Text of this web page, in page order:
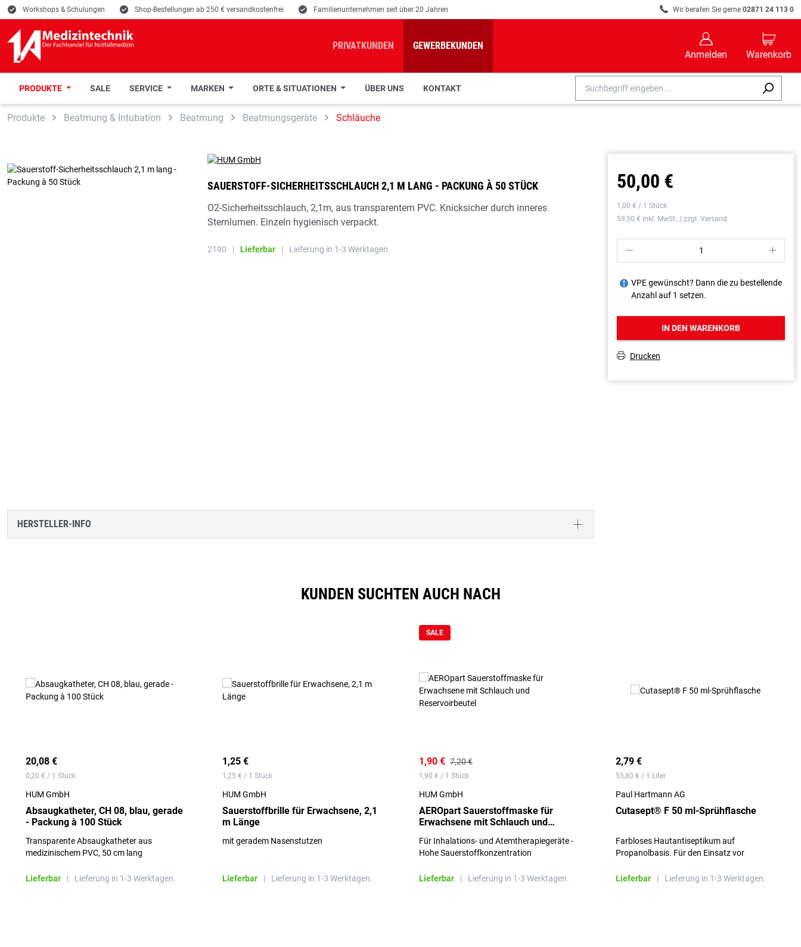
Zur Suche springen
Zur Hauptnavigation springen
E Workshops & Schulungen E Shop-Bestellungen ab 250 € versandkostenfrei E Familienunternehmen seit über 20 Jahren R Wir beraten Sie gerne 02871 24 113 0
PRIVATKUNDEN GEWERBEKUNDEN
B
Anmelden
C
Warenkorb
PRODUKTE SALE SERVICE MARKEN ORTE & SITUATIONEN ÜBER UNS KONTAKT
Produkte Beatmung & Intubation Beatmung Beatmungsgeräte Schläuche
SAUERSTOFF-SICHERHEITSSCHLAUCH 2,1 M LANG - PACKUNG À 50 STÜCK
O2-Sicherheitsschlauch, 2,1m, aus transparentem PVC. Knicksicher durch inneres
Sternlumen. Einzeln hygienisch verpackt.
2190 | Lieferbar | Lieferung in 1-3 Werktagen.
HERSTELLER-INFO
50,00 €
1,00 € / 1 Stück
59,50 € inkl. MwSt., | zzgl. Versand
P S
J VPE gewünscht? Dann die zu bestellende
Anzahl auf 1 setzen.
IN DEN WARENKORB
T Drucken
KUNDEN SUCHTEN AUCH NACH
20,08 €
0,20 € / 1 Stück
HUM GmbH
Absaugkatheter, CH 08, blau, gerade
- Packung à 100 Stück
Transparente Absaugkatheter aus
medizinischem PVC, 50 cm lang
Lieferbar | Lieferung in 1-3 Werktagen.
1,25 €
1,25 € / 1 Stück
HUM GmbH
Sauerstoffbrille für Erwachsene, 2,1
m Länge
mit geradem Nasenstutzen
Lieferbar | Lieferung in 1-3 Werktagen.
SALE
1,90 € 7,20 €
1,90 € / 1 Stück
HUM GmbH
AEROpart Sauerstoffmaske für
Erwachsene mit Schlauch und
Für Inhalations- und Atemtherapiegeräte -
Hohe Sauerstoffkonzentration
Lieferbar | Lieferung in 1-3 Werktagen.
2,79 €
55,80 € / 1 Liter
Paul Hartmann AG
Cutasept® F 50 ml-Sprühflasche
Farbloses Hautantiseptikum auf
Propanolbasis. Für den Einsatz vor
Eingriffen mit schneller und umfassender
Lieferbar | Lieferung in 1-3 Werktagen.